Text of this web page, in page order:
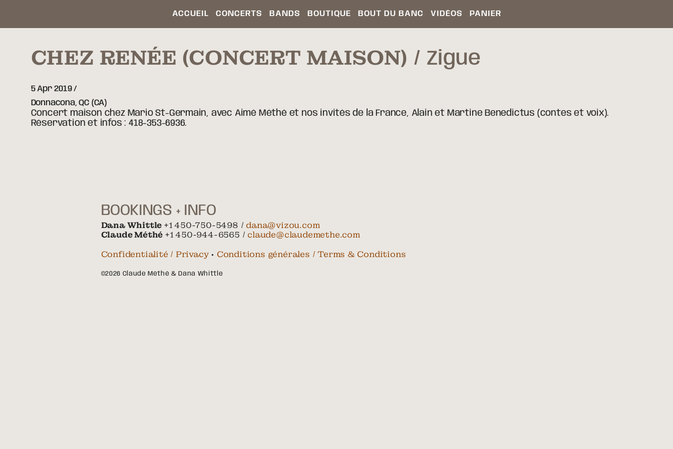
ACCUEIL CONCERTS BANDS BOUTIQUE BOUT DU BANC VIDÉOS PANIER
CHEZ RENÉE (CONCERT MAISON) Zigue
5 Apr 2019
Donnacona,QC (CA)
Concert maison chez Mario St-Germain, avec Aimé Méthé et nos invités de la France, Alain et Martine Benedictus (contes et voix).
Réservation et infos : 418-353-6936.
BOOKINGS + INFO
Dana Whittle +1 450-750-5498 / dana@vizou.com
Claude Méthé +1 450-944-6565 / claude@claudemethe.com
Confidentialité / Privacy• Conditions générales / Terms & Conditions
©2026 Claude Méthé & Dana Whittle